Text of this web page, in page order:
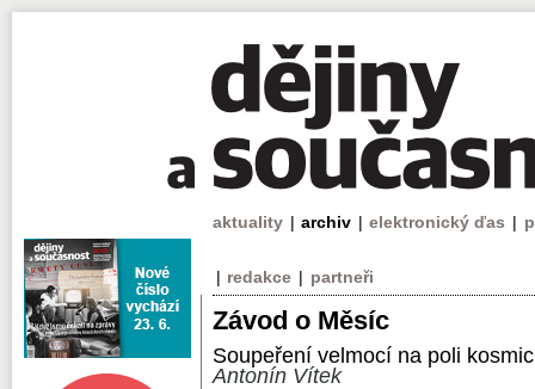
aktuality | archiv | elektronický ďas |
| redakce | partneři
Závod o Měsíc
Soupeření velmocí na poli
Antonín Vítek